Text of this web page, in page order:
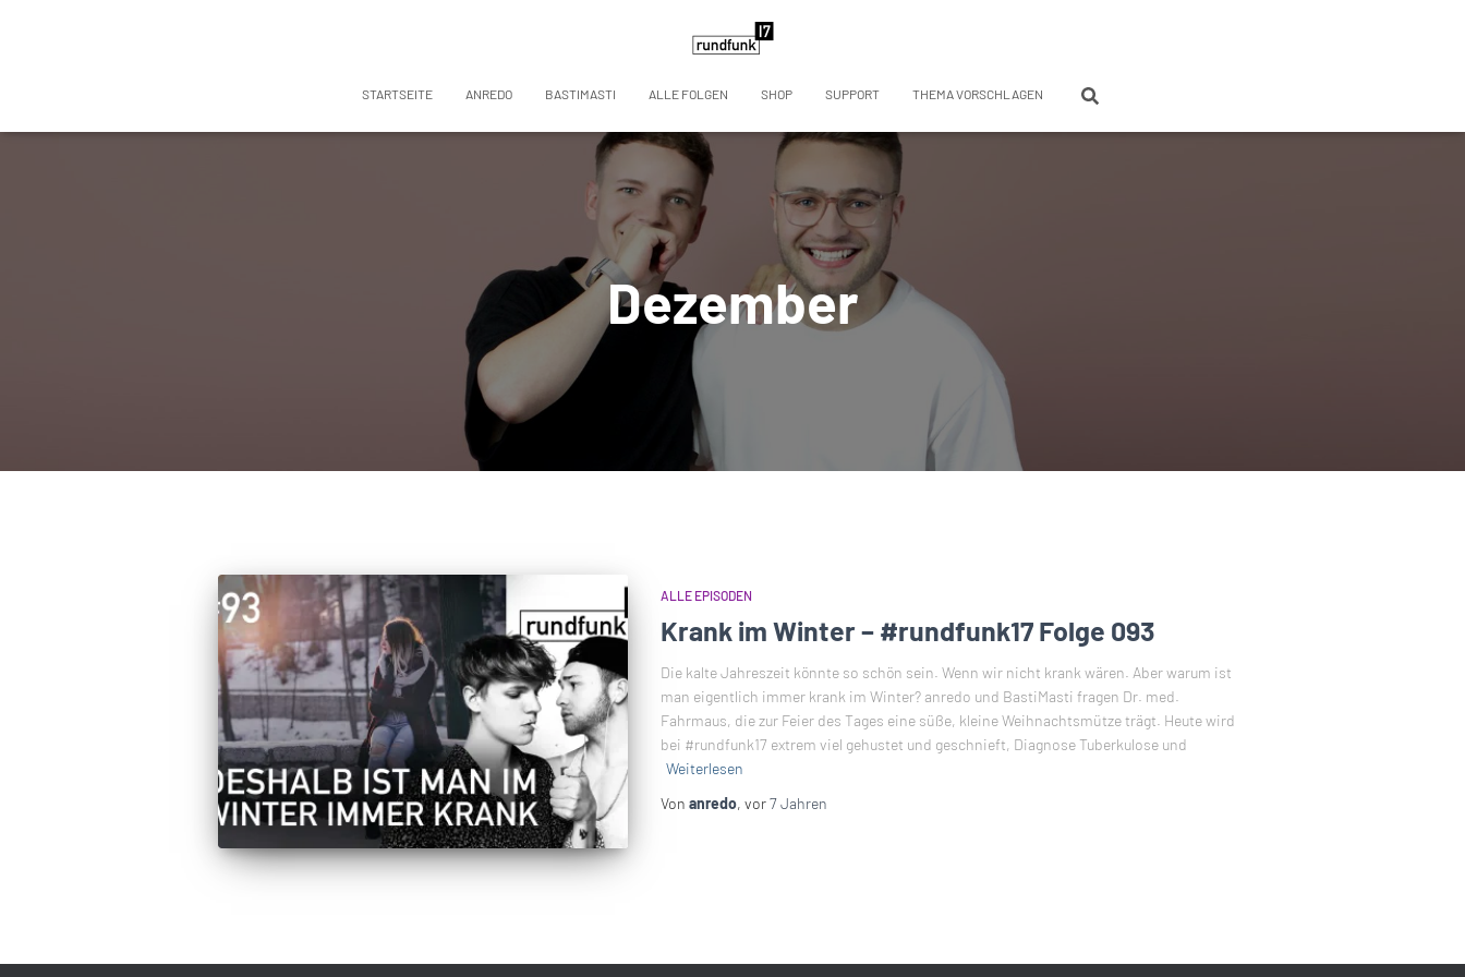
STARTSEITE ANREDO BASTIMASTI ALLE FOLGEN SHOP SUPPORT THEMA VORSCHLAGEN
Dezember
ALLE EPISODEN
Krank im Winter – #rundfunk17 Folge 093
Die kalte Jahreszeit könnte so schön sein. Wenn wir nicht krank wären. Aber warum ist
man eigentlich immer krank im Winter? anredo und BastiMasti fragen Dr. med.
Fahrmaus, die zur Feier des Tages eine süße, kleine Weihnachtsmütze trägt. Heute wird
bei #rundfunk17 extrem viel gehustet und geschnieft, Diagnose Tuberkulose und
Weiterlesen
Von anredo, vor7 Jahren